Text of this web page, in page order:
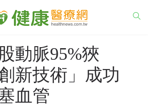
動脈95%狹
新技術」成功
血管